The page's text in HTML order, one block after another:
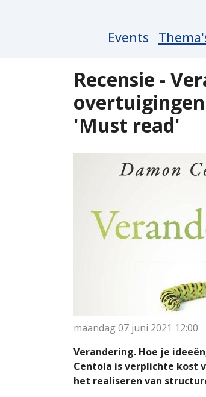
navigation
Events
Recensie -
'Must read'
maandag 07 juni 2021 12:00
Verandering. Hoe je
Centola is verplichte kost
het realiseren van